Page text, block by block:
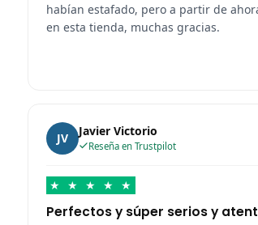
habían estafado, pero a partir de
en esta tienda, muchas gracias.
JV Javier Victorio
Reseña en Trustpilot
★ ★ ★ ★ ★
Perfectos y súper serios y